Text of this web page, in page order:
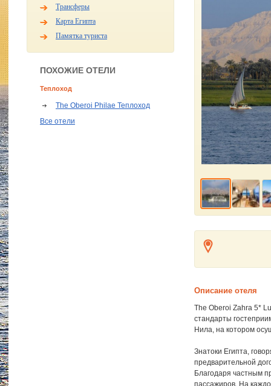
Трансферы
Карта Египта
Памятка туриста
ПОХОЖИЕ ОТЕЛИ
Теплоход
The Oberoi Philae Теплоход
Все отели
Описание отеля
The Oberoi Zahra 5*
стандарты
Нила, на котором
Знатоки Египта,
предварительной
Благодаря частным
пассажиров. На